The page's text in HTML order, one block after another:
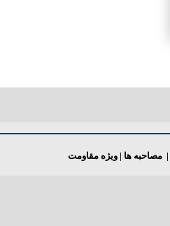
|مصاحبه ها |ویژه مقاومت